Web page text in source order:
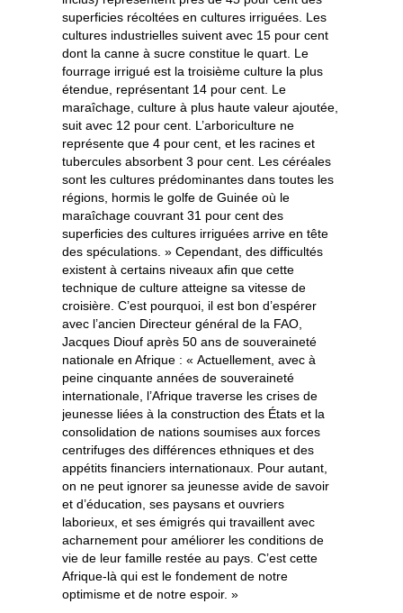
superficies récoltées en cultures irriguées. Les
cultures industrielles suivent avec 15 pour cent
dont la canne à sucre constitue le quart. Le
fourrage irrigué est la troisième culture la plus
étendue, représentant 14 pour cent. Le
maraîchage, culture à plus haute valeur ajoutée,
suit avec 12 pour cent. L’arboriculture ne
représente que 4 pour cent, et les racines et
tubercules absorbent 3 pour cent. Les céréales
sont les cultures prédominantes dans toutes les
régions, hormis le golfe de Guinée où le
maraîchage couvrant 31 pour cent des
superficies des cultures irriguées arrive en tête
des spéculations. » Cependant, des difficultés
existent à certains niveaux afin que cette
technique de culture atteigne sa vitesse de
croisière. C’est pourquoi, il est bon d’espérer
avec l’ancien Directeur général de la FAO,
Jacques Diouf après 50 ans de souveraineté
nationale en Afrique : « Actuellement, avec à
peine cinquante années de souveraineté
internationale, l’Afrique traverse les crises de
jeunesse liées à la construction des États et la
consolidation de nations soumises aux forces
centrifuges des différences ethniques et des
appétits financiers internationaux. Pour autant,
on ne peut ignorer sa jeunesse avide de savoir
et d’éducation, ses paysans et ouvriers
laborieux, et ses émigrés qui travaillent avec
acharnement pour améliorer les conditions de
vie de leur famille restée au pays. C’est cette
Afrique-là qui est le fondement de notre
optimisme et de notre espoir. »